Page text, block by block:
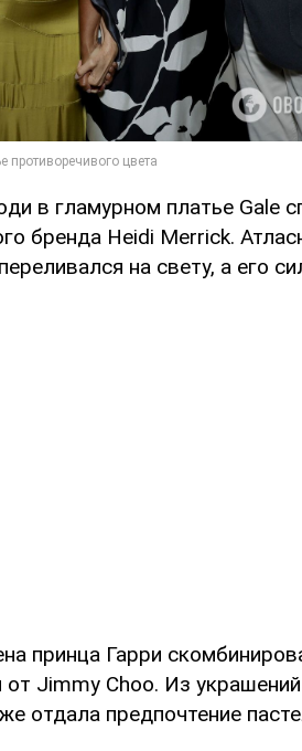
в гламурном платье Gale
бренда Heidi Merrick.
на свету, а его
принца Гарри
Jimmy Choo. Из
отдала предпочтение